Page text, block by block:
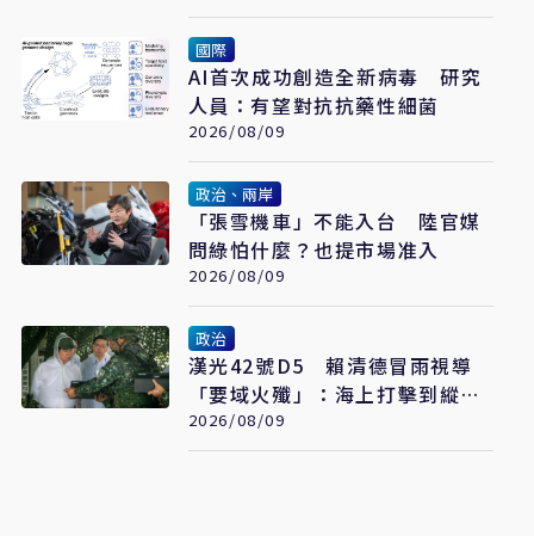
國際
AI首次成功創造全新病毒 研究
人員：有望對抗抗藥性細菌
2026/08/09
政治、兩岸
「張雪機車」不能入台 陸官媒
問綠怕什麼？也提市場准入
2026/08/09
政治
漢光42號D5 賴清德冒雨視導
「要域火殲」：海上打擊到縱深
防禦驗證整體戰力
2026/08/09